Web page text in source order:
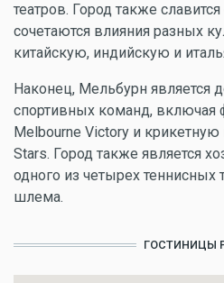
театров. Город также
сочетаются влияния разных
китайскую, индийскую и
Наконец, Мельбурн является
спортивных команд, включая
Melbourne Victory и
Stars. Город также является
одного из четырех
шлема.
ГОСТИНИЦЫ